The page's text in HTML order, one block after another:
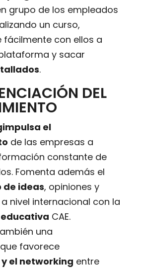
grupo de los empleados
un curso,
fácilmente con ellos a
y sacar
.
DEL
el
de las empresas a
constante de
Fomenta además el
ideas, opiniones y
nivel internacional con la
CAE.
una
que favorece
el networking entre